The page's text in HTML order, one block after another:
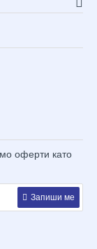
оферти като
Запиши ме